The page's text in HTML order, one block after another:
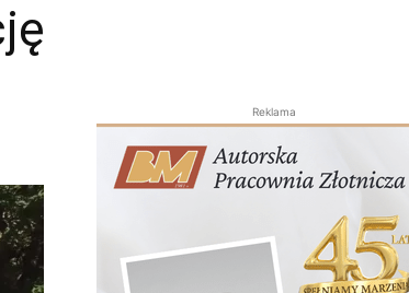
Reklama